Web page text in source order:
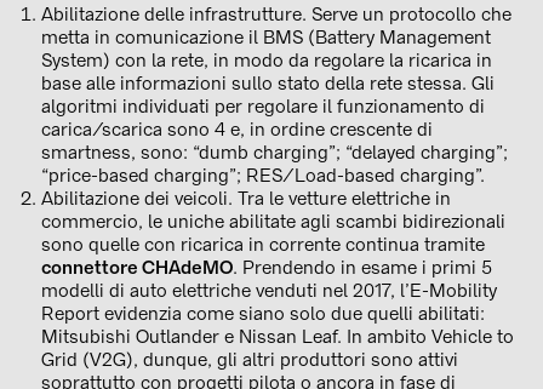
Abilitazione delle infrastrutture. Serve un protocollo che
metta in comunicazione il BMS (Battery Management
System) con la rete, in modo da regolare la ricarica in
base alle informazioni sullo stato della rete stessa. Gli
algoritmi individuati per regolare il funzionamento di
carica/scarica sono 4 e, in ordine crescente di
smartness, sono: “dumb charging”; “delayed charging”;
“price-based charging”; RES/Load-based charging”.
Abilitazione dei veicoli. Tra le vetture elettriche in
commercio, le uniche abilitate agli scambi bidirezionali
sono quelle con ricarica in corrente continua tramite
connettore CHAdeMO. Prendendo in esame i primi 5
modelli di auto elettriche venduti nel 2017, l’E-Mobility
Report evidenzia come siano solo due quelli abilitati:
Mitsubishi Outlander e Nissan Leaf. In ambito Vehicle to
Grid (V2G), dunque, gli altri produttori sono attivi
soprattutto con progetti pilota o ancora in fase di